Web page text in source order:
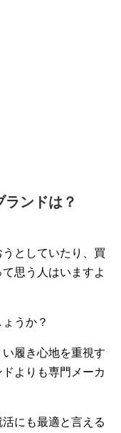
ンドは？
としていたり、買
思う人はいますよ
うか？
履き心地を重視す
よりも専門メーカ
にも最適と言える